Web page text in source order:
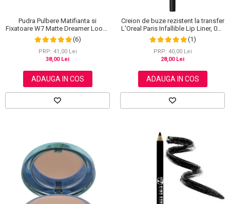
Pudra Pulbere Matifianta si
Fixatoare W7 Matte Dreamer Loose
Powder - Classy Cameo, 20g
(6)
PRP: 41,00 Lei
38,00 Lei
ADAUGA IN COS
Creion de buze rezistent la transfer
L'Oreal Paris Infallible Lip Liner, 001
Highlight On Point
(1)
PRP: 40,00 Lei
28,00 Lei
ADAUGA IN COS